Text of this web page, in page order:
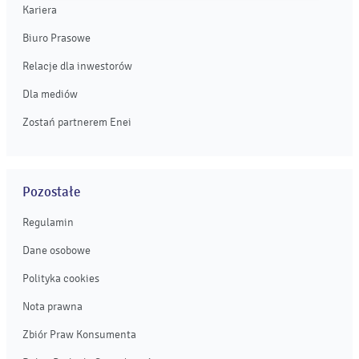
Kariera
Biuro Prasowe
Relacje dla inwestorów
Dla mediów
Zostań partnerem Enei
Pozostałe
Regulamin
Dane osobowe
Polityka cookies
Nota prawna
Zbiór Praw Konsumenta